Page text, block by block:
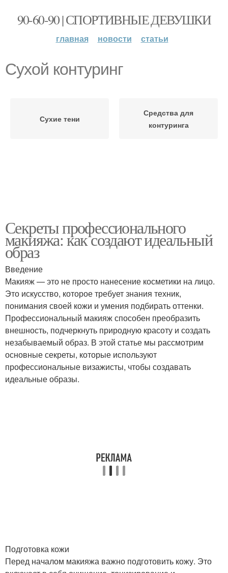
90-60-90 | СПОРТИВНЫЕ ДЕВУШКИ
главная новости статьи
Сухой контуринг
Сухие тени
Средства для
контуринга
Секреты профессионального
макияжа: как создают идеальный
образ
Введение
Макияж — это не просто нанесение косметики на лицо.
Это искусство, которое требует знания техник,
понимания своей кожи и умения подбирать оттенки.
Профессиональный макияж способен преобразить
внешность, подчеркнуть природную красоту и создать
незабываемый образ. В этой статье мы рассмотрим
основные секреты, которые используют
профессиональные визажисты, чтобы создавать
идеальные образы.
Подготовка кожи
Перед началом макияжа важно подготовить кожу. Это